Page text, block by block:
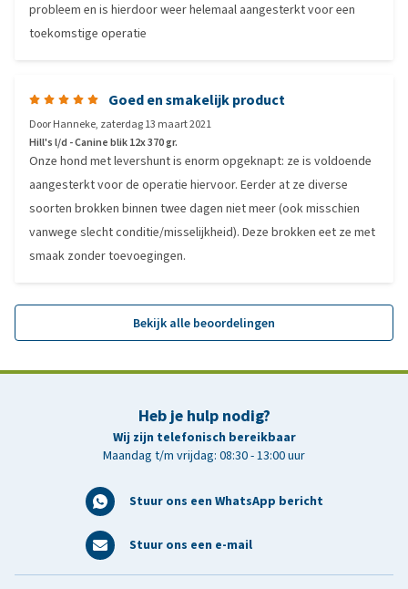
probleem en is hierdoor weer helemaal aangesterkt voor een
toekomstige operatie
Goed en smakelijk product
DoorHanneke, zaterdag 13 maart 2021
Hill's l/d - Canine blik 12x 370 gr.
Onze hond met levershunt is enorm opgeknapt: ze is voldoende
aangesterkt voor de operatie hiervoor. Eerder at ze diverse
soorten brokken binnen twee dagen niet meer (ook misschien
vanwege slecht conditie/misselijkheid). Deze brokken eet ze met
smaak zonder toevoegingen.
Bekijk alle beoordelingen
Heb je hulp nodig?
Wij zijn telefonisch bereikbaar
Maandag t/m vrijdag: 08:30 - 13:00 uur
Stuur ons een WhatsApp bericht
Stuur ons een e-mail